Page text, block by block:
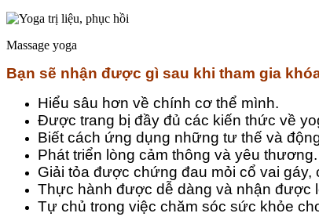
Massage yoga
Bạn sẽ nhận được gì sau khi tham gia
Hiểu sâu hơn về chính cơ thể mình.
Được trang bị đầy đủ các kiến thức về
Biết cách ứng dụng những tư thế và
Phát triển lòng cảm thông và yêu thương.
Giải tỏa được chứng đau mỏi cổ vai
Thực hành được dễ dàng và nhận được
Tự chủ trong việc chăm sóc sức khỏe